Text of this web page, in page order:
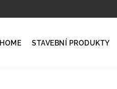
HOME STAVEBNÍ PRODUKTY